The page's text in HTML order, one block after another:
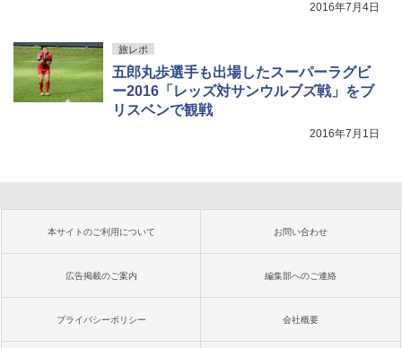
2016年7月4日
旅レポ
五郎丸歩選手も出場したスーパーラグビ
ー2016「レッズ対サンウルブズ戦」をブ
リスベンで観戦
2016年7月1日
本サイトのご利用について お問い合わせ
広告掲載のご案内 編集部へのご連絡
プライバシーポリシー 会社概要